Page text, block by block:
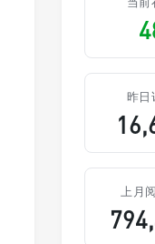
昨日
上月